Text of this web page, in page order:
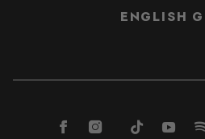
ENGLISH